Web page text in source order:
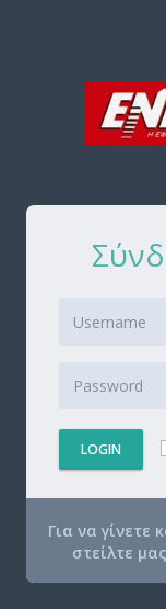
LOGIN
Για να γίνετε
στείλτε